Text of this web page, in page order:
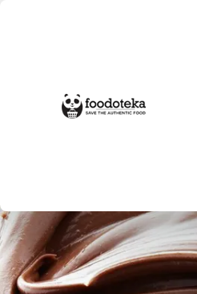
SPESA ONLINE